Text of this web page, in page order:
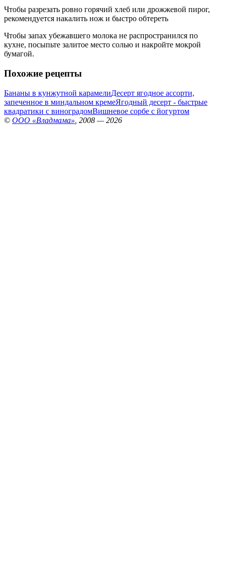
Чтобы разрезать ровно горячий хлеб или дрожжевой пирог,
рекомендуется накалить нож и быстро обтереть
Чтобы запах убежавшего молока не распространился по
кухне, посыпьте залитое место солью и накройте мокрой
бумагой.
Похожие рецепты
Бананы в кунжутной карамелиДесерт ягодное ассорти,
запеченное в миндальном кремеЯгодный десерт - быстрые
квадратики с виноградомВишневое сорбе с йогуртом
© ООО «Владмама» , 2008 — 2026